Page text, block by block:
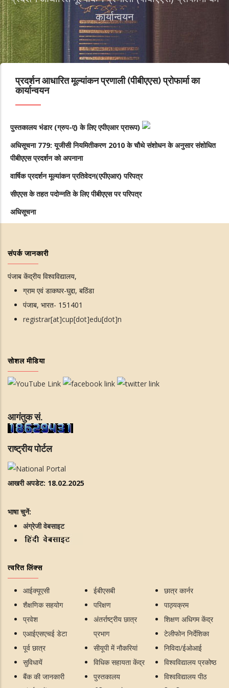
कार्यान्वयन
प्रदर्शन आधारित मूल्यांकन प्रणाली (पीबीएएस) प्रोफार्मा का
कार्यान्वयन
पुस्तकालय भंडार (ग्रुप-ए) के लिए एपीएआर प्रारूप)
अधिसूचना 779: यूजीसी नियमितीकरण 2010 के चौथे संशोधन के अनुसार संशोधित
पीबीएएस प्रदर्शन को अपनाना
वार्षिक प्रदर्शन मूल्यांकन प्रतिवेदन(एपीएआर) परिपत्र
सीएएस के तहत पदोन्नति के लिए पीबीएएस पर परिपत्र
अधिसूचना
संपर्क जानकारी
पंजाब केंद्रीय विश्वविद्यालय,
ग्राम एवं डाकघर-घुद्दा, बठिंडा
पंजाब, भारत- 151401
registrar[at]cup[dot]edu[dot]n
सोशल मीडिया
आगंतुक सं.
राष्ट्रीय पोर्टल
आखरी अपडेट: 18.02.2025
भाषा चुनें:
अंग्रेजी वेबसाइट
त्वरित लिंक्स
आईक्यूएसी
शैक्षणिक सहयोग
प्रवेश
एआईएसएचई डेटा
पूर्व छात्र
सुविधायें
बैंक की जानकारी
ईबीएसबी
परिक्षण
अंतर्राष्ट्रीय छात्र
प्रभाग
सीयूपी में नौकरियां
विधिक सहायता केंद्र
पुस्तकालय
छात्र कार्नर
पाठ्यक्रम
शिक्षण अधिगम केंद्र
टेलीफोन निर्देशिका
निविदा/ईओआई
विश्वविद्यालय प्रकोष्ठ
विश्वविद्यालय पीठ